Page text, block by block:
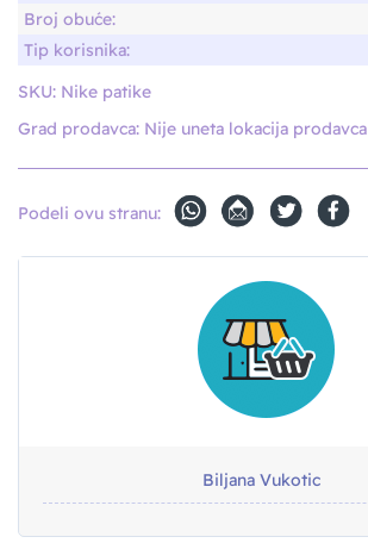
Biljana Vukotic
Broj obuće:
Tip korisnika:
SKU: Nike patike
Grad prodavca: Nije uneta lokacija prodavca
Podeli ovu stranu: